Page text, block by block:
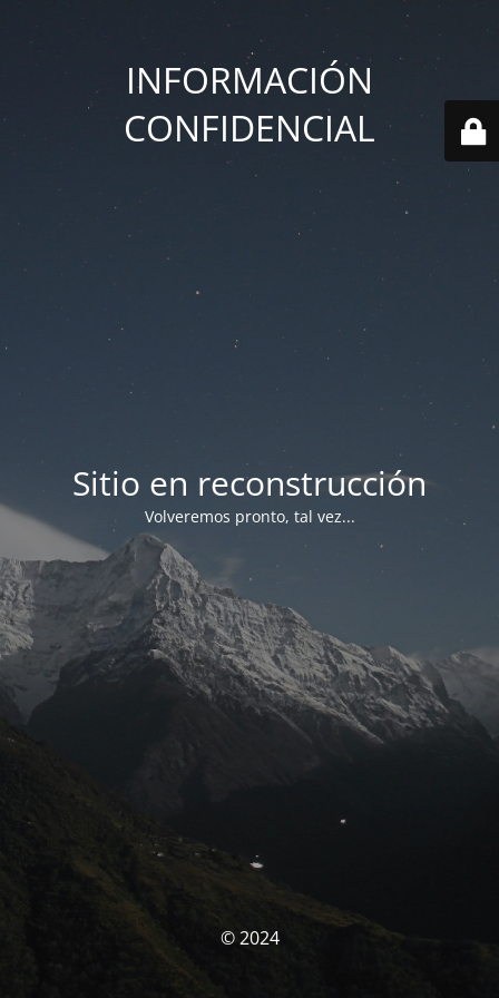
INFORMACIÓN
CONFIDENCIAL
Sitio en reconstrucción
Volveremos pronto, tal vez...
© 2024